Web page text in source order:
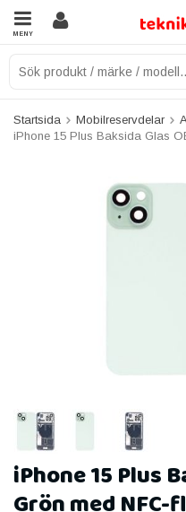
MENY
Startsida Mobilreservdelar
iPhone 15 Plus Baksida Glas
iPhone 15 Plus